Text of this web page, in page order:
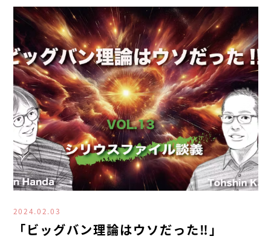
2024.02.03
「ビッグバン理論はウソだった‼」